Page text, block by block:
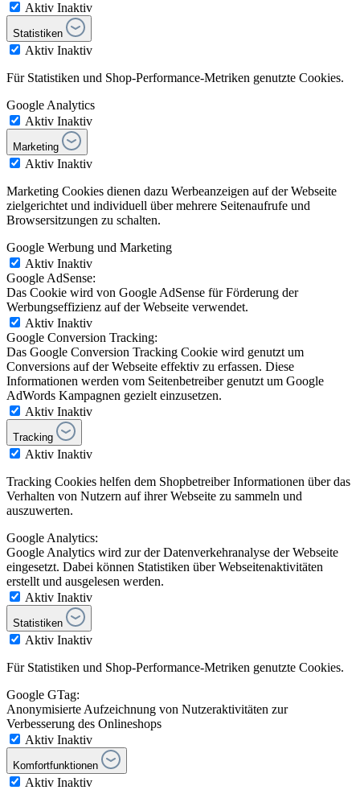
Aktiv Inaktiv
Statistiken
Aktiv Inaktiv
Für Statistiken und Shop-Performance-Metriken genutzte Cookies.
Google Analytics
Aktiv Inaktiv
Marketing
Aktiv Inaktiv
Marketing Cookies dienen dazu Werbeanzeigen auf der Webseite
zielgerichtet und individuell über mehrere Seitenaufrufe und
Browsersitzungen zu schalten.
Google Werbung und Marketing
Aktiv Inaktiv
Google AdSense:
Das Cookie wird von Google AdSense für Förderung der
Werbungseffizienz auf der Webseite verwendet.
Aktiv Inaktiv
Google Conversion Tracking:
Das Google Conversion Tracking Cookie wird genutzt um
Conversions auf der Webseite effektiv zu erfassen. Diese
Informationen werden vom Seitenbetreiber genutzt um Google
AdWords Kampagnen gezielt einzusetzen.
Aktiv Inaktiv
Tracking
Aktiv Inaktiv
Tracking Cookies helfen dem Shopbetreiber Informationen über das
Verhalten von Nutzern auf ihrer Webseite zu sammeln und
auszuwerten.
Google Analytics:
Google Analytics wird zur der Datenverkehranalyse der Webseite
eingesetzt. Dabei können Statistiken über Webseitenaktivitäten
erstellt und ausgelesen werden.
Aktiv Inaktiv
Statistiken
Aktiv Inaktiv
Für Statistiken und Shop-Performance-Metriken genutzte Cookies.
Google GTag:
Anonymisierte Aufzeichnung von Nutzeraktivitäten zur
Verbesserung des Onlineshops
Aktiv Inaktiv
Komfortfunktionen
Aktiv Inaktiv